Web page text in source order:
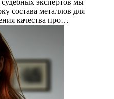
состава металлов для
качества про…